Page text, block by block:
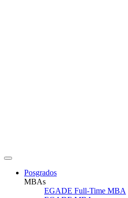
Posgrados
MBAs
EGADE Full-Time MBA